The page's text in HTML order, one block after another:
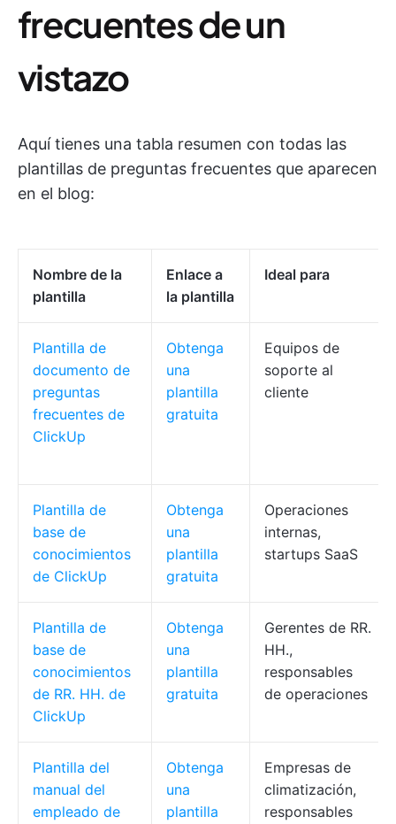
frecuentes de un
vistazo
Aquí tienes una tabla resumen con todas las
plantillas de preguntas frecuentes que aparecen
en el blog:
Nombre de la
plantilla
Enlace a
la plantilla
Ideal para
Plantilla de
documento de
preguntas
frecuentes de
ClickUp
Obtenga
una
plantilla
gratuita
Equipos de
soporte al
cliente
Plantilla de
base de
conocimientos
de ClickUp
Obtenga
una
plantilla
gratuita
Operaciones
internas,
startups SaaS
Plantilla de
base de
conocimientos
de RR. HH. de
ClickUp
Obtenga
una
plantilla
gratuita
Gerentes de RR.
HH.,
responsables
de operaciones
Plantilla del
manual del
empleado de
Obtenga
una
plantilla
Empresas de
climatización,
responsables